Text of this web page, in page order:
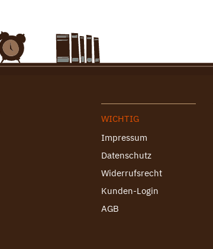
WICHTIG
Impressum
Datenschutz
Widerrufsrecht
Kunden-Login
AGB